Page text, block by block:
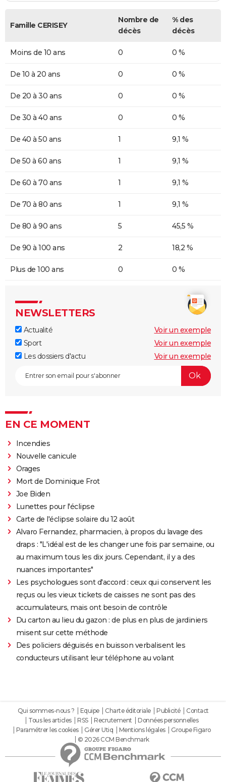
Famille CERISEY
Nombre de
décès
% des
décès
Moins de 10 ans 0 0 %
De 10 à 20 ans 0 0 %
De 20 à 30 ans 0 0 %
De 30 à 40 ans 0 0 %
De 40 à 50 ans 1 9,1 %
De 50 à 60 ans 1 9,1 %
De 60 à 70 ans 1 9,1 %
De 70 à 80 ans 1 9,1 %
De 80 à 90 ans 5 45,5 %
De 90 à 100 ans 2 18,2 %
Plus de 100 ans 0 0 %
NEWSLETTERS
Actualité
Voir un exemple
Sport
Voir un exemple
Les dossiers d'actu
Voir un exemple
EN CE MOMENT
Incendies
Nouvelle canicule
Orages
Mort de Dominique Frot
Joe Biden
Lunettes pour l'éclipse
Carte de l'éclipse solaire du 12 août
Alvaro Fernandez, pharmacien, à propos du lavage des
draps : "L'idéal est de les changer une fois par semaine, ou
au maximum tous les dix jours. Cependant, il y a des
nuances importantes"
Les psychologues sont d'accord : ceux qui conservent les
reçus ou les vieux tickets de caisses ne sont pas des
accumulateurs, mais ont besoin de contrôle
Du carton au lieu du gazon : de plus en plus de jardiniers
misent sur cette méthode
Des policiers déguisés en buisson verbalisent les
conducteurs utilisant leur téléphone au volant
Qui sommes-nous ? Equipe Charte éditoriale Publicité
Contact
Tous les articles
RSS Recrutement
Données personnelles
Paramétrer les cookies
Gérer Utiq Mentions légales
Groupe Figaro
© 2026 CCM Benchmark